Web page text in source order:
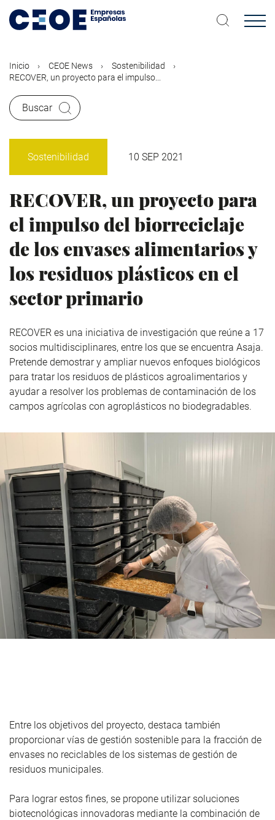
contenido
Inicio CEOE News
Sostenibilidad
RECOVER, un proyecto para el impulso...
Buscar
Sostenibilidad 10 SEP 2021
RECOVER, un proyecto para
el impulso del biorreciclaje
de los envases alimentarios y
los residuos plásticos en el
sector primario
RECOVER es una iniciativa de investigación que reúne a 17
socios multidisciplinares, entre los que se encuentra Asaja.
Pretende demostrar y ampliar nuevos enfoques biológicos
para tratar los residuos de plásticos agroalimentarios y
ayudar a resolver los problemas de contaminación de los
campos agrícolas con agroplásticos no biodegradables.
Entre los objetivos del proyecto, destaca también
proporcionar vías de gestión sostenible para la fracción de
envases no reciclables de los sistemas de gestión de
residuos municipales.
Para lograr estos fines, se propone utilizar soluciones
biotecnológicas innovadoras mediante la combinación de